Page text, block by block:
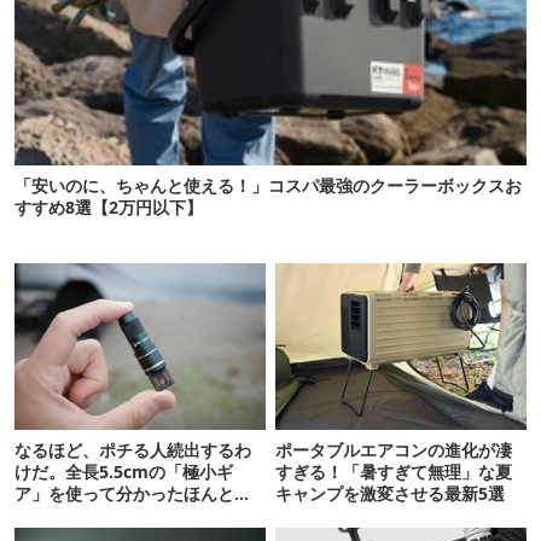
「安いのに、ちゃんと使える！」コスパ最強のクーラーボックスお
すすめ8選【2万円以下】
なるほど、ポチる人続出するわ
けだ。全長5.5cmの「極小ギ
ア」を使って分かったほんとの
ポータブルエアコンの進化が凄
すぎる！「暑すぎて無理」な夏
キャンプを激変させる最新5選